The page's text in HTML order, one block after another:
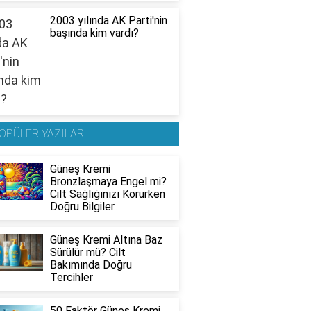
2003 yılında AK Parti'nin
başında kim vardı?
YAZILAR
Güneş Kremi
Bronzlaşmaya Engel mi?
Cilt Sağlığınızı Korurken
Doğru Bilgiler..
Güneş Kremi Altına Baz
Sürülür mü? Cilt
Bakımında Doğru
Tercihler